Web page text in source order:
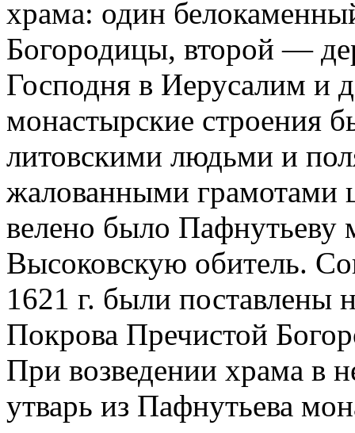
храма: один
Богородицы, второй —
Господня в Иерусалим и
монастырские строения
литовскими людьми и
жалованными грамотами
велено было Пафнутьеву
Высоковскую обитель.
1621 г. были поставлены
Покрова Пречистой
При возведении храма в
утварь из Пафнутьева